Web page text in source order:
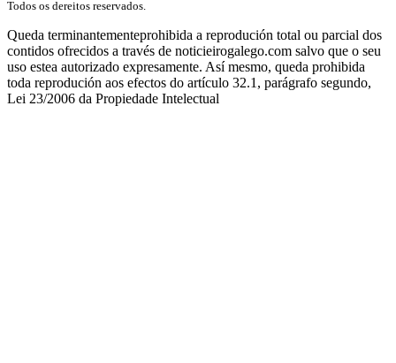
Todos os dereitos reservados.
Queda terminantementeprohibida a reprodución total ou parcial dos
contidos ofrecidos a través de noticieirogalego.com salvo que o seu
uso estea autorizado expresamente. Así mesmo, queda prohibida
toda reprodución aos efectos do artículo 32.1, parágrafo segundo,
Lei 23/2006 da Propiedade Intelectual